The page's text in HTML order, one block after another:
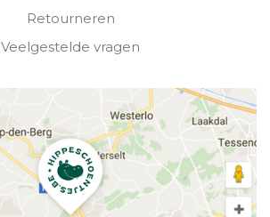
Retourneren
Veelgestelde vragen